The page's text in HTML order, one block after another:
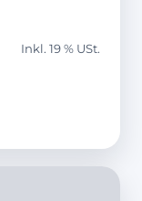
Inkl. 19 % USt.